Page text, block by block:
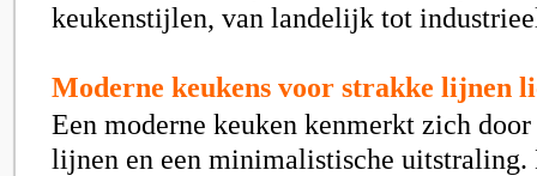
keukenstijlen, van landelijk tot
Moderne keukens voor strakke lijnen
Een moderne keuken kenmerkt zich
lijnen en een minimalistische uitstraling.